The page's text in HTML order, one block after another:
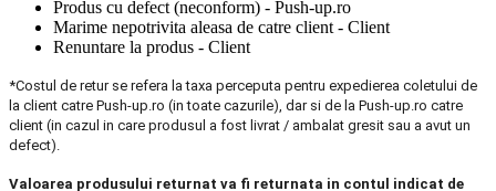
Produs cu defect (neconform) - Push-up.ro
Marime nepotrivita aleasa de catre client - Client
Renuntare la produs - Client
*Costul de retur se refera la taxa perceputa pentru expedierea coletului de
la client catre Push-up.ro (in toate cazurile), dar si de la Push-up.ro catre
client (in cazul in care produsul a fost livrat / ambalat gresit sau a avut un
defect).
Valoarea produsului returnat va fi returnata in contul indicat de